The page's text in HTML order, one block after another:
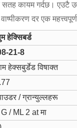
कायम गर्दछ। एउटै
दर एक
हेक्सिबर्ड
21-8
हेक्सबुर्डेड विषाक्त
/ ग्रान्युल्लहरू
/ ML 2 at मा